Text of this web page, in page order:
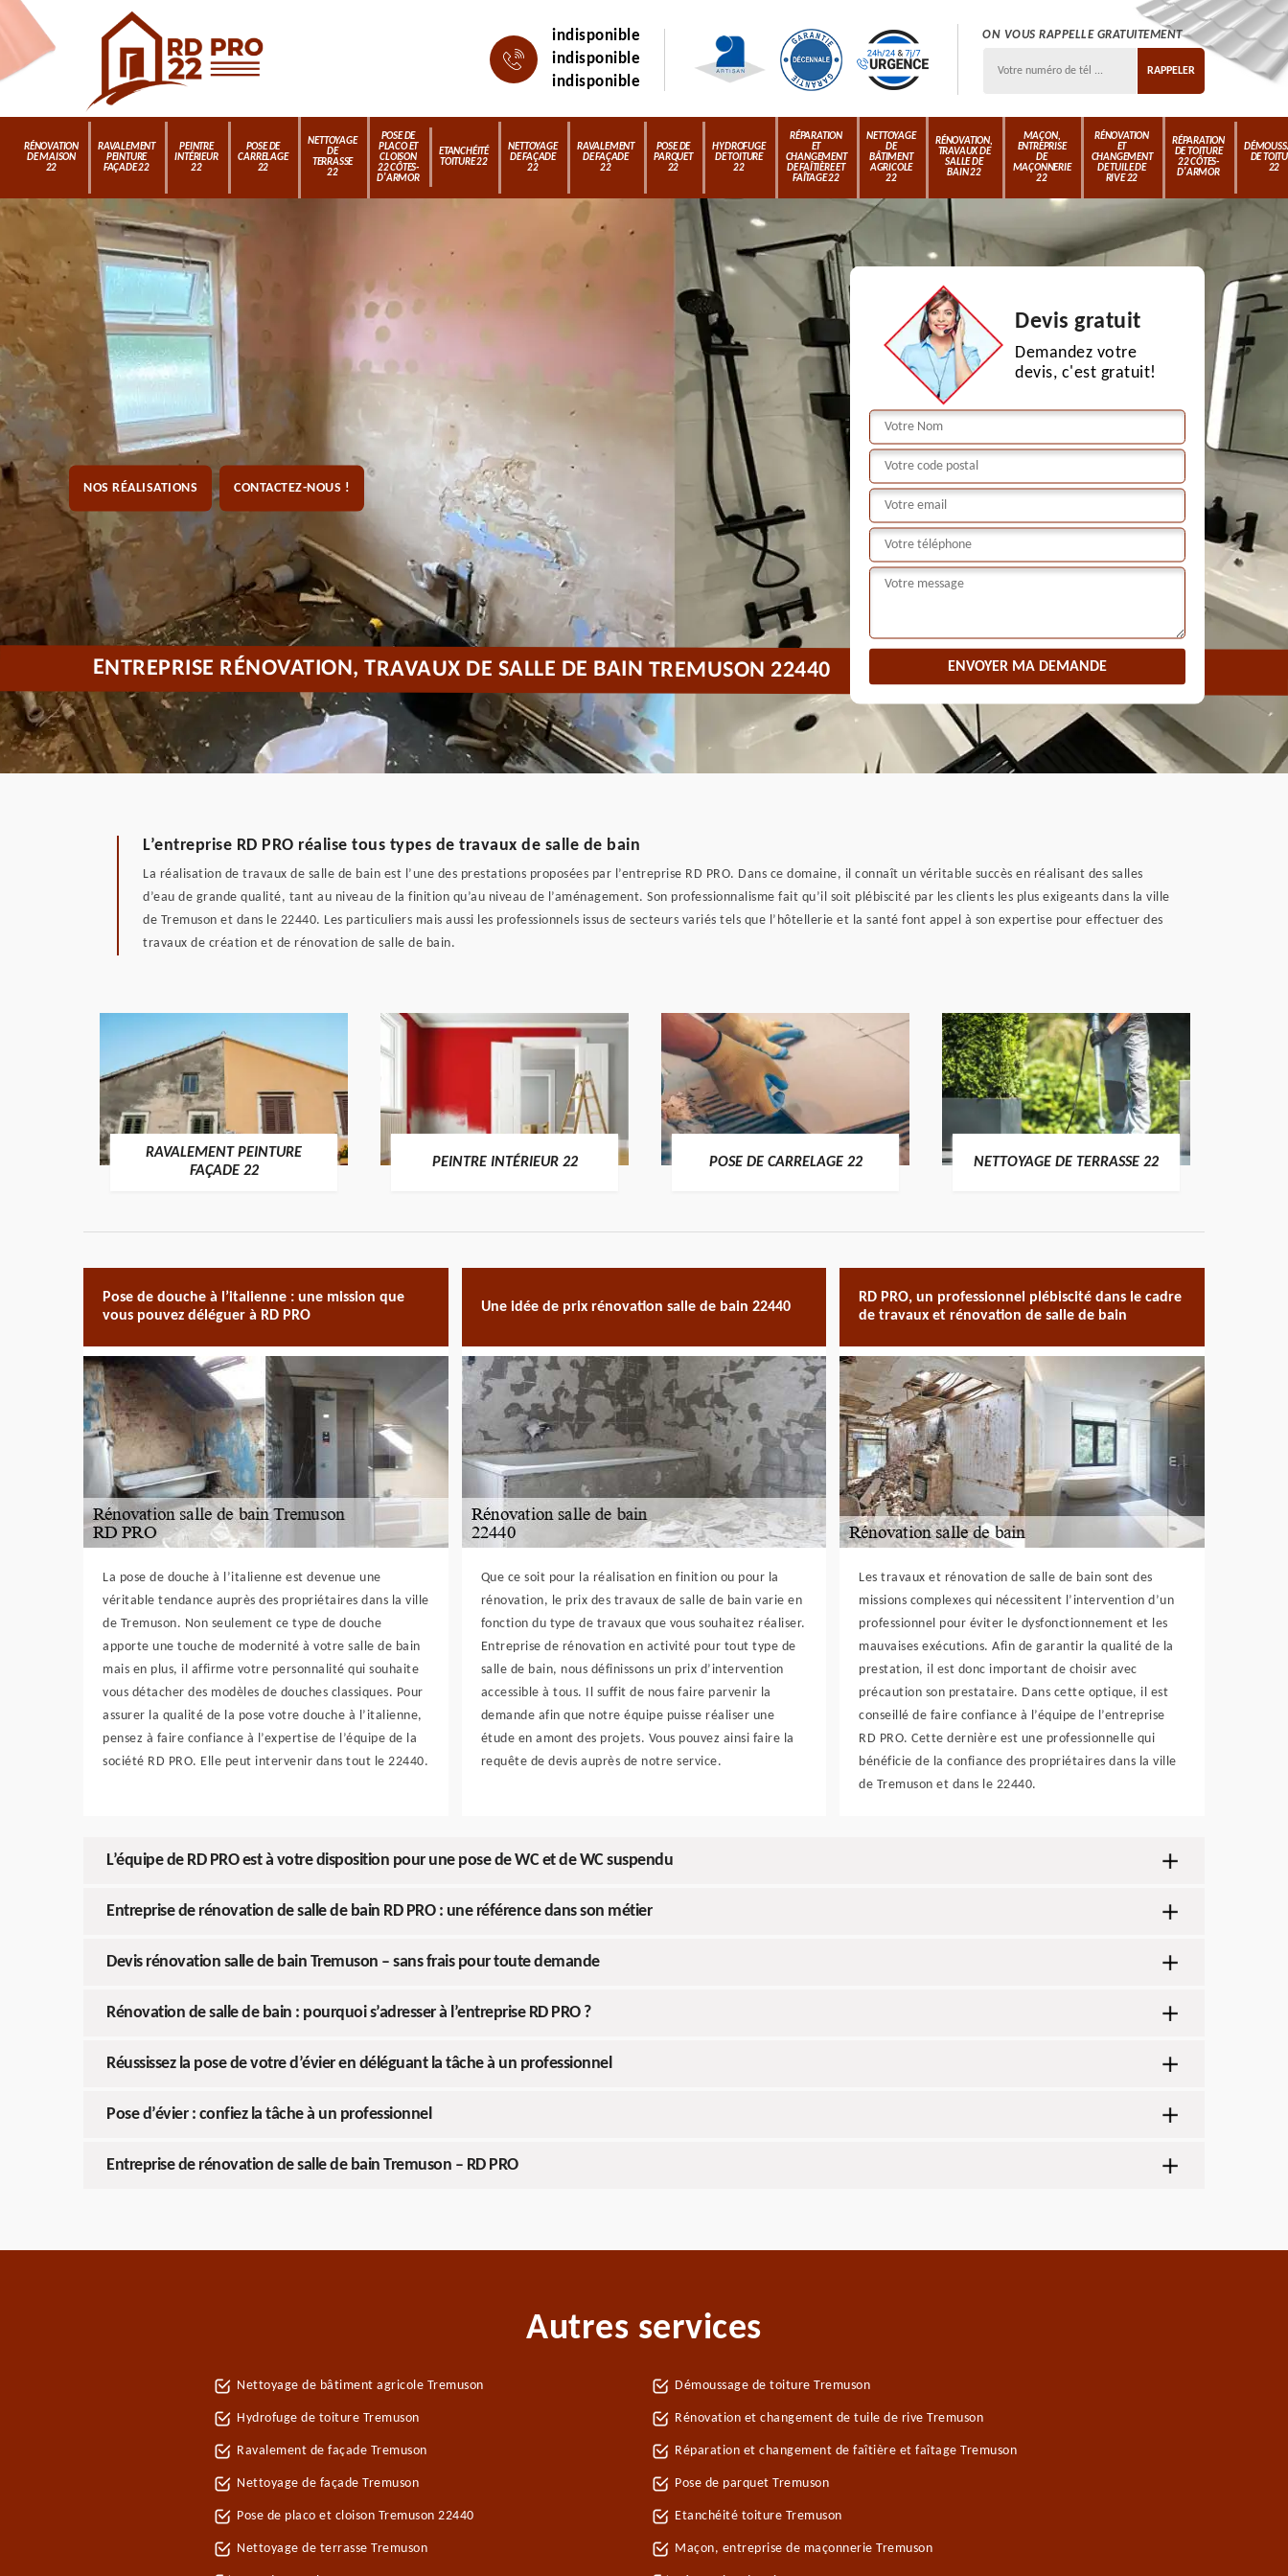
indisponible
indisponible
indisponible
ON VOUS RAPPELLE GRATUITEMENT
RÉNOVATION
DE MAISON
22
RAVALEMENT
PEINTURE
FAÇADE 22
PEINTRE
INTÉRIEUR
22
POSE DE
CARRELAGE
22
NETTOYAGE
DE
TERRASSE
22
POSE DE
PLACO ET
CLOISON
22 CÔTES-
D'ARMOR
ETANCHÉITÉ
TOITURE 22
NETTOYAGE
DE FAÇADE
22
RAVALEMENT
DE FAÇADE
22
POSE DE
PARQUET
22
HYDROFUGE
DE TOITURE
22
RÉPARATION
ET
CHANGEMENT
DE FAÎTIÈRE ET
FAÎTAGE 22
NETTOYAGE
DE
BÂTIMENT
AGRICOLE
22
RÉNOVATION,
TRAVAUX DE
SALLE DE
BAIN 22
MAÇON,
ENTREPRISE
DE
MAÇONNERIE
22
RÉNOVATION
ET
CHANGEMENT
DE TUILE DE
RIVE 22
RÉPARATION
DE TOITURE
22 CÔTES-
D'ARMOR
DE
22
NOS RÉALISATIONS CONTACTEZ-NOUS !
Devis gratuit
Demandez votre
devis, c'est gratuit!
ENTREPRISE RÉNOVATION, TRAVAUX DE SALLE DE BAIN TREMUSON 22440
L’entreprise RD PRO réalise tous types de travaux de salle de bain
La réalisation de travaux de salle de bain est l’une des prestations proposées par l’entreprise RD PRO. Dans ce domaine, il connaît un véritable succès en réalisant des salles
d’eau de grande qualité, tant au niveau de la finition qu’au niveau de l’aménagement. Son professionnalisme fait qu’il soit plébiscité par les clients les plus exigeants dans la ville
de Tremuson et dans le 22440. Les particuliers mais aussi les professionnels issus de secteurs variés tels que l’hôtellerie et la santé font appel à son expertise pour effectuer des
travaux de création et de rénovation de salle de bain.
RAVALEMENT PEINTURE
FAÇADE 22
PEINTRE INTÉRIEUR 22 POSE DE CARRELAGE 22 NETTOYAGE DE TERRASSE 22
Pose de douche à l’italienne : une mission que
vous pouvez déléguer à RD PRO
La pose de douche à l’italienne est devenue une
véritable tendance auprès des propriétaires dans la ville
de Tremuson. Non seulement ce type de douche
apporte une touche de modernité à votre salle de bain
mais en plus, il affirme votre personnalité qui souhaite
vous détacher des modèles de douches classiques. Pour
assurer la qualité de la pose votre douche à l’italienne,
pensez à faire confiance à l’expertise de l’équipe de la
société RD PRO. Elle peut intervenir dans tout le 22440.
Une idée de prix rénovation salle de bain 22440
Que ce soit pour la réalisation en finition ou pour la
rénovation, le prix des travaux de salle de bain varie en
fonction du type de travaux que vous souhaitez réaliser.
Entreprise de rénovation en activité pour tout type de
salle de bain, nous définissons un prix d’intervention
accessible à tous. Il suffit de nous faire parvenir la
demande afin que notre équipe puisse réaliser une
étude en amont des projets. Vous pouvez ainsi faire la
requête de devis auprès de notre service.
RD PRO, un professionnel plébiscité dans le cadre
de travaux et rénovation de salle de bain
Les travaux et rénovation de salle de bain sont des
missions complexes qui nécessitent l’intervention d’un
professionnel pour éviter le dysfonctionnement et les
mauvaises exécutions. Afin de garantir la qualité de la
prestation, il est donc important de choisir avec
précaution son prestataire. Dans cette optique, il est
conseillé de faire confiance à l’équipe de l’entreprise
RD PRO. Cette dernière est une professionnelle qui
bénéficie de la confiance des propriétaires dans la ville
de Tremuson et dans le 22440.
L’équipe de RD PRO est à votre disposition pour une pose de WC et de WC suspendu
Entreprise de rénovation de salle de bain RD PRO : une référence dans son métier
Devis rénovation salle de bain Tremuson – sans frais pour toute demande
Rénovation de salle de bain : pourquoi s’adresser à l’entreprise RD PRO ?
Réussissez la pose de votre d’évier en déléguant la tâche à un professionnel
Pose d’évier : confiez la tâche à un professionnel
Entreprise de rénovation de salle de bain Tremuson – RD PRO
Autres services
Nettoyage de bâtiment agricole Tremuson
Hydrofuge de toiture Tremuson
Ravalement de façade Tremuson
Nettoyage de façade Tremuson
Pose de placo et cloison Tremuson 22440
Nettoyage de terrasse Tremuson
Démoussage de toiture Tremuson
Rénovation et changement de tuile de rive Tremuson
Réparation et changement de faîtière et faîtage Tremuson
Pose de parquet Tremuson
Etanchéité toiture Tremuson
Maçon, entreprise de maçonnerie Tremuson